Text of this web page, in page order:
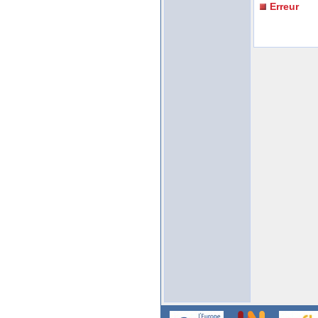
Erreur